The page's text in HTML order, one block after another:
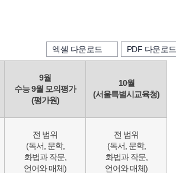
엑셀 다운로드 PDF 다운로드
9월
수능 9월 모의평가
(평가원)
10월
(서울특별시교육청)
전 범위
(독서, 문학,
화법과 작문,
언어와 매체)
전 범위
(독서, 문학,
화법과 작문,
언어와 매체)